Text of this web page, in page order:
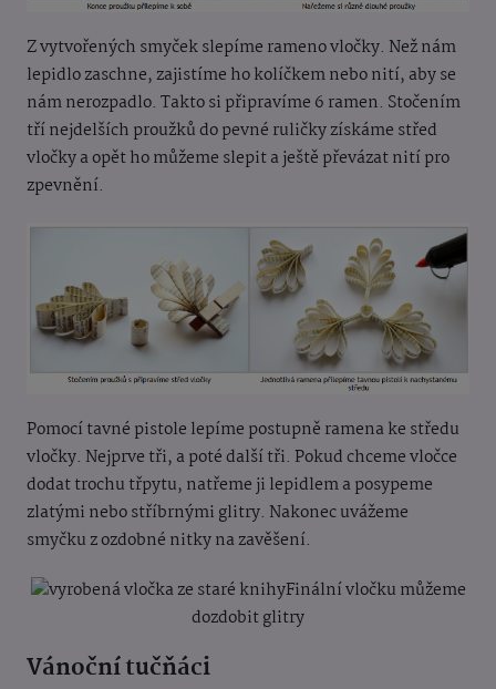
Z vytvořených smyček slepíme rameno vločky. Než nám
lepidlo zaschne, zajistíme ho kolíčkem nebo nití, aby se
nám nerozpadlo. Takto si připravíme 6 ramen. Stočením
tří nejdelších proužků do pevné ruličky získáme střed
vločky a opět ho můžeme slepit a ještě převázat nití pro
zpevnění.
Pomocí tavné pistole lepíme postupně ramena ke středu
vločky. Nejprve tři, a poté další tři. Pokud chceme vločce
dodat trochu třpytu, natřeme ji lepidlem a posypeme
zlatými nebo stříbrnými glitry. Nakonec uvážeme
smyčku z ozdobné nitky na zavěšení.
Finální vločku můžeme
dozdobit glitry
Vánoční tučňáci